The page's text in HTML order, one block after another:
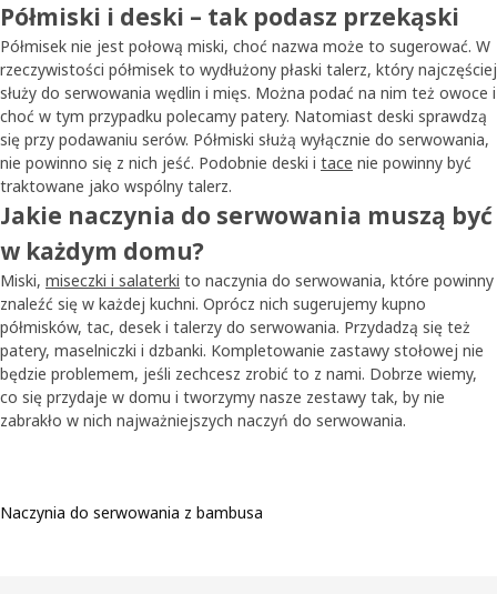
Półmiski i deski – tak podasz przekąski
Półmisek nie jest połową miski, choć nazwa może to sugerować. W
rzeczywistości półmisek to wydłużony płaski talerz, który najczęściej
służy do serwowania wędlin i mięs. Można podać na nim też owoce i
choć w tym przypadku polecamy patery. Natomiast deski sprawdzą
się przy podawaniu serów. Półmiski służą wyłącznie do serwowania,
nie powinno się z nich jeść. Podobnie deski i tace nie powinny być
traktowane jako wspólny talerz.
Jakie naczynia do serwowania muszą być
w każdym domu?
Miski, miseczki i salaterki to naczynia do serwowania, które powinny
znaleźć się w każdej kuchni. Oprócz nich sugerujemy kupno
półmisków, tac, desek i talerzy do serwowania. Przydadzą się też
patery, maselniczki i dzbanki. Kompletowanie zastawy stołowej nie
będzie problemem, jeśli zechcesz zrobić to z nami. Dobrze wiemy,
co się przydaje w domu i tworzymy nasze zestawy tak, by nie
zabrakło w nich najważniejszych naczyń do serwowania.
Naczynia do serwowania z bambusa